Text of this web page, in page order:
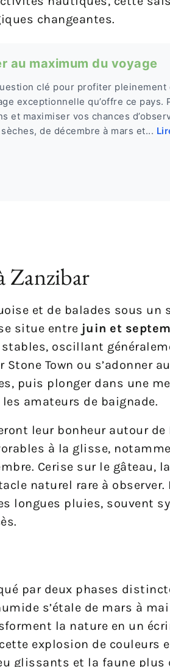
changeantes.
au maximum du voyage
clé pour profiter pleinement
exceptionnelle qu’offre ce
et maximiser vos chances
de décembre à mars et...
Zanzibar
et de balades sous un
situe entre juin et
oscillant
Town ou s’adonner
puis plonger dans une
amateurs de baignade.
leur bonheur autour de
à la glisse,
Cerise sur le gâteau,
naturel rare à observer.
pluies, souvent
par deux phases
s’étale de mars à
la nature en un
explosion de couleurs
glissants et la faune plus